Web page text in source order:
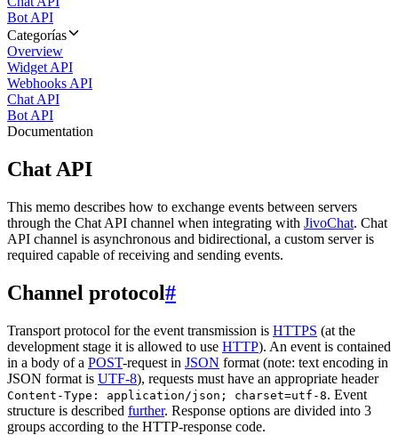
Bot API
Categorías
Overview
Widget API
Webhooks API
Chat API
Bot API
Documentation
Chat API
This memo describes how to exchange events between servers
through the Chat API channel when integrating with JivoChat. Chat
API channel is asynchronous and bidirectional, a custom server is
required capable of receiving and sending events.
Channel protocol#
Transport protocol for the event transmission is HTTPS (at the
development stage it is allowed to use HTTP). An event is contained
in a body of a POST-request in JSON format (note: text encoding in
JSON format is UTF-8), requests must have an appropriate header
Content-Type: application/json; charset=utf-8. Event
structure is described further. Response options are divided into 3
groups according to the HTTP-response code.